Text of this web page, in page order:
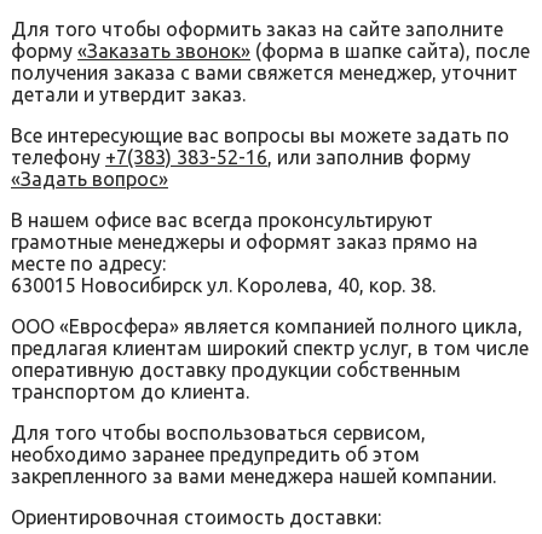
Для того чтобы оформить заказ на сайте заполните
форму «Заказать звонок» (форма в шапке сайта), после
получения заказа с вами свяжется менеджер, уточнит
детали и утвердит заказ.
Все интересующие вас вопросы вы можете задать по
телефону +7(383) 383-52-16, или заполнив форму
«Задать вопрос»
В нашем офисе вас всегда проконсультируют
грамотные менеджеры и оформят заказ прямо на
месте по адресу:
630015 Новосибирск ул. Королева, 40, кор. 38.
ООО «Евросфера» является компанией полного цикла,
предлагая клиентам широкий спектр услуг, в том числе
оперативную доставку продукции собственным
транспортом до клиента.
Для того чтобы воспользоваться сервисом,
необходимо заранее предупредить об этом
закрепленного за вами менеджера нашей компании.
Ориентировочная стоимость доставки: